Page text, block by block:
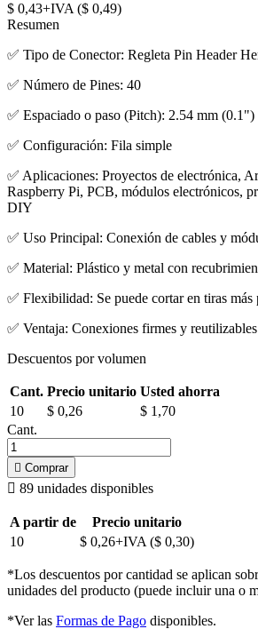
$ 0,43+IVA ($ 0,49)
Resumen
✅ Tipo de Conector: Regleta Pin Header
✅ Número de Pines: 40
✅ Espaciado o paso (Pitch): 2.54 mm (0.1")
✅ Configuración: Fila simple
✅ Aplicaciones: Proyectos de electrónica,
Raspberry Pi, PCB, módulos electrónicos,
DIY
✅ Uso Principal: Conexión de cables y
✅ Material: Plástico y metal con
✅ Flexibilidad: Se puede cortar en tiras más
✅ Ventaja: Conexiones firmes y
Descuentos por volumen
Cant. Precio unitario Usted ahorra
10
$ 0,26
$ 1,70
Cant.
 Comprar
 89 unidades disponibles
A partir de
Precio unitario
10
$ 0,26+IVA ($ 0,30)
*Los descuentos por cantidad se aplican
unidades del producto (puede incluir una o
*Ver las Formas de Pago disponibles.